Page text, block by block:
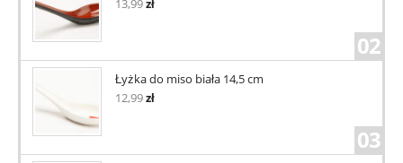
02
Łyżka do miso biała 14,5 cm
12,99zł
03